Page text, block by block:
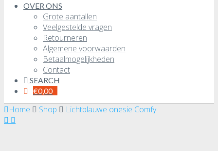
OVER ONS
Grote aantallen
Veelgestelde vragen
Retourneren
Algemene voorwaarden
Betaalmogelijkheden
Contact
SEARCH
€0,00
Home Shop Lichtblauwe onesie Comfy